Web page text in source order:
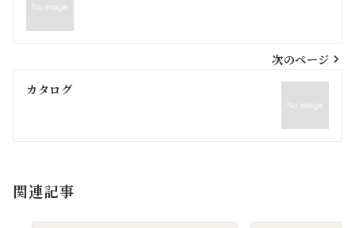
ナ
ビ
ゲ
シ
ン
次のページ
カタログ
関連記事